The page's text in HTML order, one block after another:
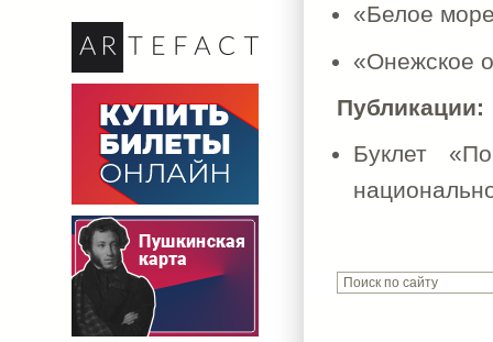
«Белое
«Онежское
Публикации:
Буклет